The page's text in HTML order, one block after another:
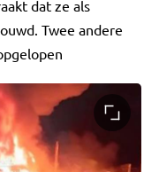
dat ze als
Twee andere